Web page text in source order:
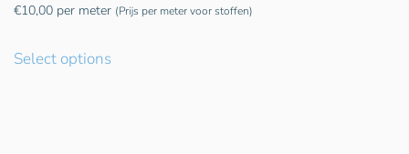
€10,00 per meter (Prijs per meter voor stoffen)
Select options